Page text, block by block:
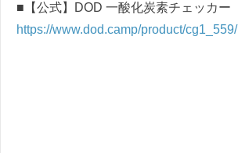
■【公式】DOD 一酸化炭素チェッカー
https://www.dod.camp/product/cg1_559/